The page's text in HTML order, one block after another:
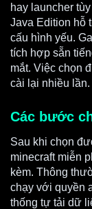
hay launcher
Java Edition hỗ
cấu hình yếu.
tích hợp sẵn
mắt. Việc chọn
cài lại nhiều lần.
Các bước
Sau khi chọn
minecraft miễn
kèm. Thông
chạy với quyền
thống tự tải dữ